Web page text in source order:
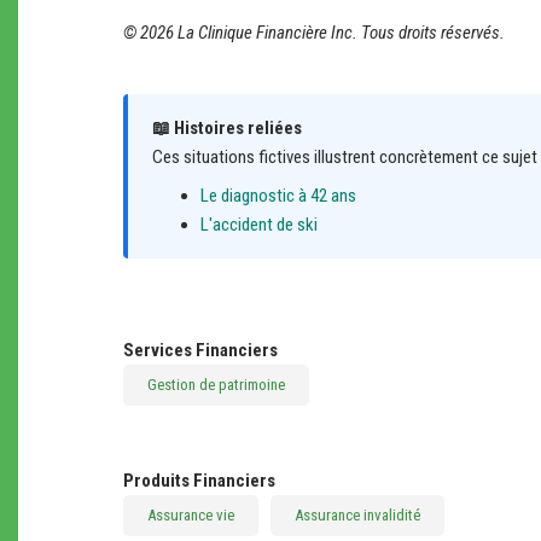
© 2026 La Clinique Financière Inc. Tous droits réservés.
📖 Histoires reliées
Ces situations fictives illustrent concrètement ce sujet
Le diagnostic à 42 ans
L'accident de ski
Services Financiers
Gestion de patrimoine
Produits Financiers
Assurance vie Assurance invalidité